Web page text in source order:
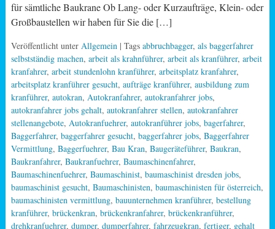
für sämtliche Baukrane Ob Lang- oder Kurzaufträge, Klein- oder
Großbaustellen wir haben für Sie die […]
Veröffentlicht unter Allgemein | Tags abbruchbagger, als baggerfahrer
selbstständig machen, arbeit als krahnführer, arbeit als kranführer, arbeit
kranfahrer, arbeit stundenlohn kranführer, arbeitsplatz kranfahrer,
arbeitsplatz kranführer gesucht, aufträge kranführer, ausbildung zum
kranführer, autokran, Autokranfahrer, autokranfahrer jobs,
autokranfahrer jobs gehalt, autokranfahrer stellen, autokranfahrer
stellenangebote, Autokranfuehrer, autokranführer jobs, bagerfahrer,
Baggerfahrer, baggerfahrer gesucht, baggerfahrer jobs, Baggerfahrer
Vermittlung, Baggerfuehrer, Bau Kran, Baugeräteführer, Baukran,
Baukranfahrer, Baukranfuehrer, Baumaschinenfahrer,
Baumaschinenfuehrer, Baumaschinist, baumaschinist dresden jobs,
baumaschinist gesucht, Baumaschinisten, baumaschinisten für österreich,
baumaschinisten vermittlung, bauunternehmen kranführer, bestellung
kranführer, brückenkran, brückenkranfahrer, brückenkranführer,
drehkranfuehrer, dumper, dumperfahrer, fahrzeugkran, fertiger, gehalt